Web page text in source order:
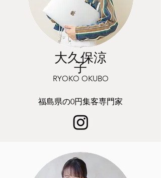
大久保涼
子
RYOKO OKUBO
福島県の0円集客専門家